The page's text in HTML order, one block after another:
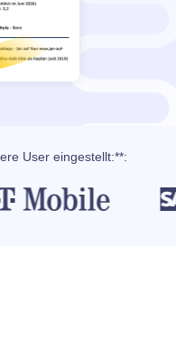
User eingestellt:**: